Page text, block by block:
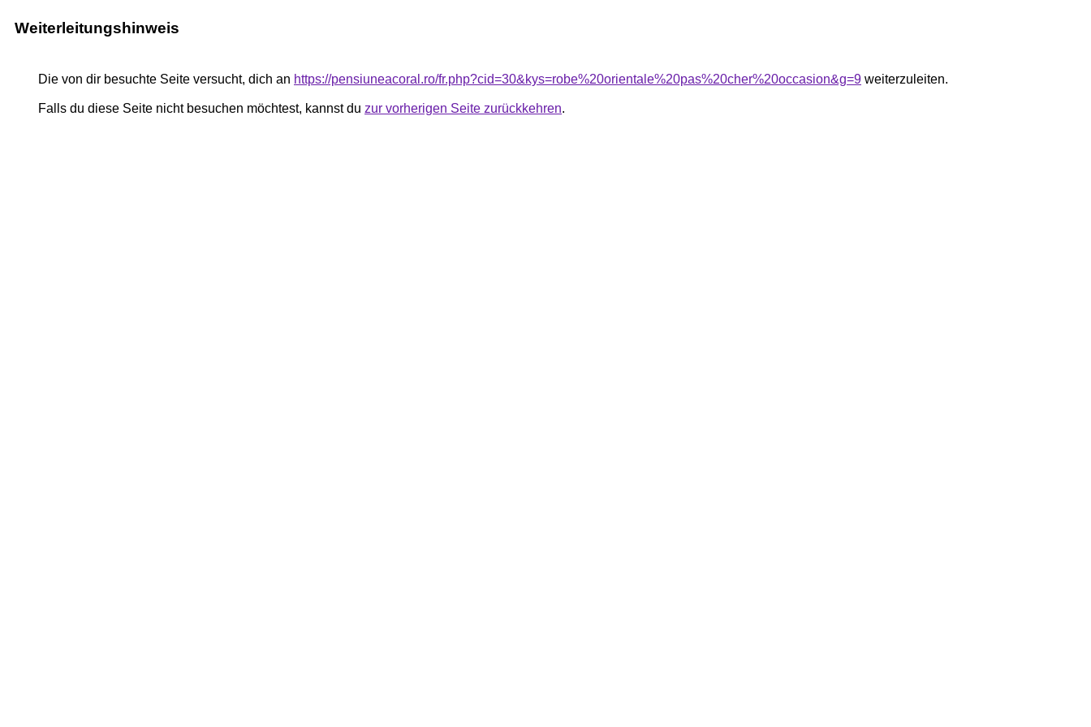
Weiterleitungshinweis
Die von dir besuchte Seite versucht, dich an https://pensiuneacoral.ro/fr.php?cid=30&kys=robe%20orientale%20pas%20cher%20occasion&g=9 weiterzuleiten.
Falls du diese Seite nicht besuchen möchtest, kannst du zur vorherigen Seite zurückkehren.